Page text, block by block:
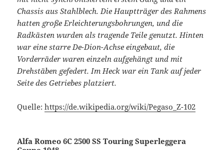
Chassis aus Stahlblech. Die Hauptträger des Rahmens
hatten große Erleichterungsbohrungen, und die
Radkästen wurden als tragende Teile genutzt. Hinten
war eine starre De-Dion-Achse eingebaut, die
Vorderräder waren einzeln aufgehängt und mit
Drehstäben gefedert. Im Heck war ein Tank auf jeder
Seite des Getriebes platziert.
Quelle:https://de.wikipedia.org/wiki/Pegaso_Z-102
Alfa Romeo 6C 2500 SS Touring Superleggera